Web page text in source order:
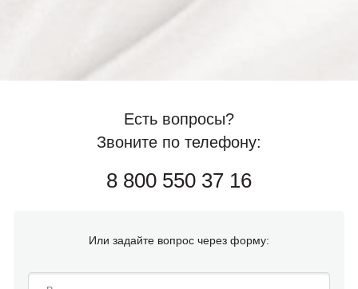
Есть вопросы?
Звоните по телефону:
8 800 550 37 16
Или задайте вопрос через форму: